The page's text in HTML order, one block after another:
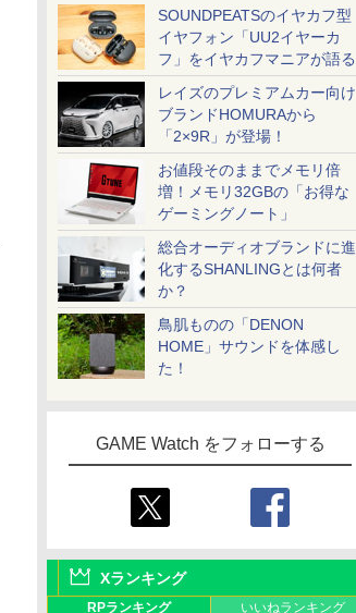
SOUNDPEATSのイヤカフ型
イヤフォン「UU2イヤーカ
フ」をイヤカフマニアが語る
レイズのプレミアムカー向け
ブランドHOMURAから
「2×9R」が登場！
お値段そのままでメモリ倍
増！メモリ32GBの「お得な
ゲーミングノート」
総合オーディオブランドに進
化するSHANLINGとは何者
か？
鳥肌ものの「DENON
HOME」サウンドを体感し
た！
GAME Watch をフォローする
Xランキング
RPランキング いいねランキング